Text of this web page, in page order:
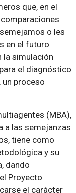
que, en el
o les
en el futuro
la simulación
el diagnóstico
un proceso
(MBA),
a las semejanzas
tiene como
y su
dando
Proyecto
el carácter